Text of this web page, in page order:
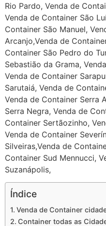
Rio Pardo, Venda de
Venda de Container São
Container São Manuel,
Arcanjo,Venda de
Container São Pedro do
Sebastião da Grama,
Venda de Container
Sarutaiá, Venda de
Venda de Container Serra
Serra Negra, Venda de
Container Sertãozinho,
Venda de Container
Silveiras,Venda de
Container Sud Mennucci,
Suzanápolis,
Índice
Venda de Container
Container todas as